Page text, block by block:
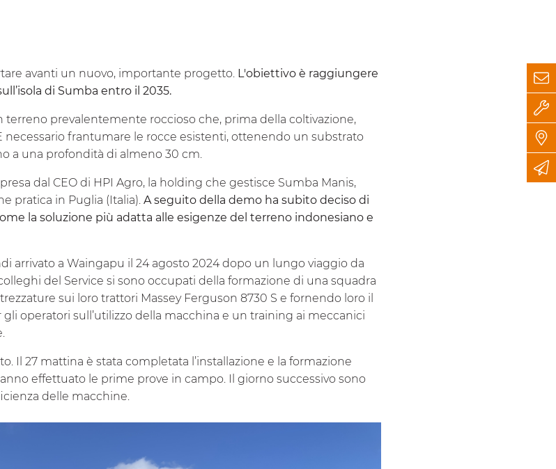
avanti un nuovo, importante progetto. L'obiettivo è raggiungere
di Sumba entro il 2035.
terreno prevalentemente roccioso che, prima della coltivazione,
necessario frantumare le rocce esistenti, ottenendo un substrato
a una profondità di almeno 30 cm.
dal CEO di HPI Agro, la holding che gestisce Sumba Manis,
pratica in Puglia (Italia). A seguito della demo ha subito deciso di
la soluzione più adatta alle esigenze del terreno indonesiano e
arrivato a Waingapu il 24 agosto 2024 dopo un lungo viaggio da
del Service si sono occupati della formazione di una squadra
sui loro trattori Massey Ferguson 8730 S e fornendo loro il
operatori sull’utilizzo della macchina e un training ai meccanici
Il 27 mattina è stata completata l’installazione e la formazione
effettuato le prime prove in campo. Il giorno successivo sono
delle macchine.